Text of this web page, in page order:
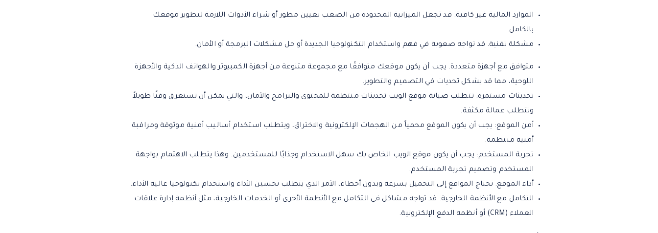
الموارد المالية غير كافية. قد تجعل الميزانية المحدودة من الصعب تعيين مطور أو شراء الأدوات اللازمة لتطوير موقعك
بالكامل.
مشكلة تقنية. قد تواجه صعوبة في فهم واستخدام التكنولوجيا الجديدة أو حل مشكلات البرمجة أو الأمان.
متوافق مع أجهزة متعددة. يجب أن يكون موقعك متوافقًا مع مجموعة متنوعة من أجهزة الكمبيوتر والهواتف الذكية والأجهزة
اللوحية، مما قد يشكل تحديات في التصميم والتطوير.
تحديثات مستمرة. تتطلب صيانة موقع الويب تحديثات منتظمة للمحتوى والبرامج والأمان، والتي يمكن أن تستغرق وقتًا طويلاً
وتتطلب عمالة مكثفة.
أمن الموقع: يجب أن يكون الموقع محمياً من الهجمات الإلكترونية والاختراق، ويتطلب استخدام أساليب أمنية موثوقة ومراقبة
أمنية منتظمة.
تجربة المستخدم: يجب أن يكون موقع الويب الخاص بك سهل الاستخدام وجذابًا للمستخدمين. وهذا يتطلب الاهتمام بواجهة
المستخدم وتصميم تجربة المستخدم.
أداء الموقع. تحتاج المواقع إلى التحميل بسرعة وبدون أخطاء، الأمر الذي يتطلب تحسين الأداء واستخدام تكنولوجيا عالية الأداء.
التكامل مع الأنظمة الخارجية. قد تواجه مشاكل في التكامل مع الأنظمة الأخرى أو الخدمات الخارجية، مثل أنظمة إدارة علاقات
العملاء (CRM) أو أنظمة الدفع الإلكترونية.